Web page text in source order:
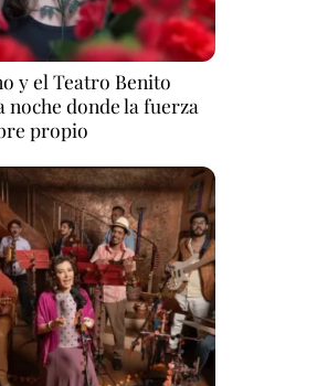
y el Teatro Benito
noche donde la fuerza
propio